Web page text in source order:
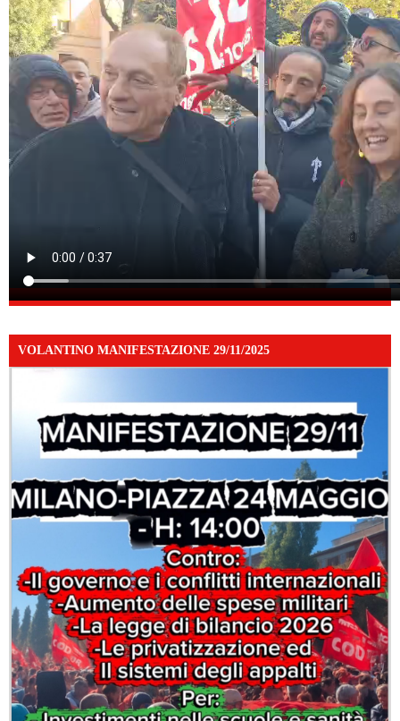
VOLANTINO MANIFESTAZIONE 29/11/2025